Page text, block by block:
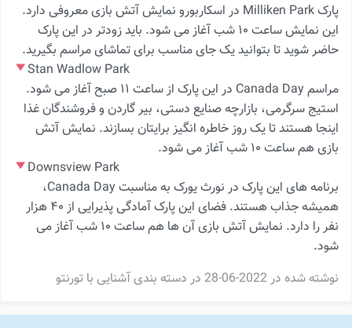
پارک Milliken Park در اسکاربورو نمایش آتش بازی معروفی دارد.
این نمایش ساعت ۱۰ شب آغاز می شود. باید زودتر در این پارک
حاضر شوید تا بتوانید یک جای مناسب برای تماشای مراسم بگیرید.
Stan Wadlow Park
مراسم Canada Day در این پارک از ساعت ۱۱ صبح آغاز می شود.
استیج سرگرمی، بازارچه صنایع دستی، بیر گاردن و فروشندگان غذا
اینجا هستند تا یک روز خاطره انگیز برایتان بسازند. نمایش آتش
بازی هم ساعت ۱۰ شب آغاز می شود.
Downsview Park
برنامه های این پارک در نورث یورک به مناسبت Canada Day،
همیشه جذاب هستند. فضای این پارک آمادگی پذیرایی از ۴۰ هزار
نفر را دارد. نمایش آتش بازی آن ها هم ساعت ۱۰ شب آغاز می
شود.
نوشته شده در2022-06-28 در دسته بندی آشنایی با تورنتو